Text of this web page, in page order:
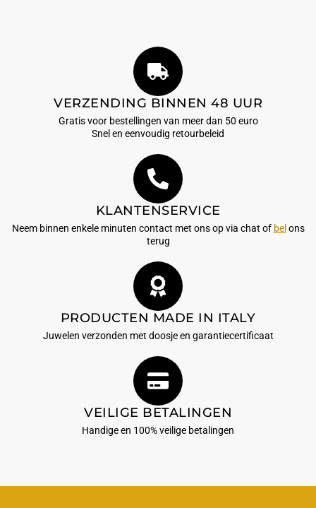
VERZENDING BINNEN 48 UUR
Gratis voor bestellingen van meer dan 50 euro
Snel en eenvoudig retourbeleid
KLANTENSERVICE
Neem binnen enkele minuten contact met ons op via chat of bel ons
terug
PRODUCTEN MADE IN ITALY
Juwelen verzonden met doosje en garantiecertificaat
VEILIGE BETALINGEN
Handige en 100% veilige betalingen